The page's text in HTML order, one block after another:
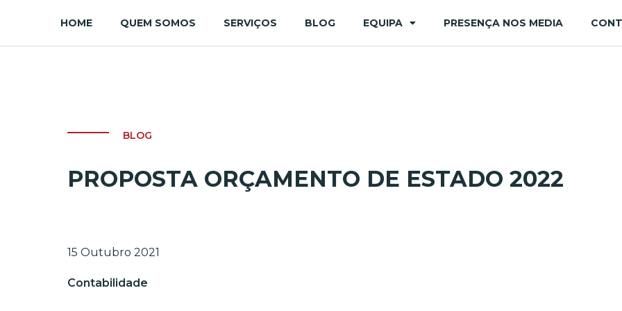
HOME QUEM SOMOS SERVIÇOS BLOG EQUIPA PRESENÇA NOS MEDIA
BLOG
PROPOSTA ORÇAMENTO DE ESTADO 2022
15 Outubro 2021
Contabilidade